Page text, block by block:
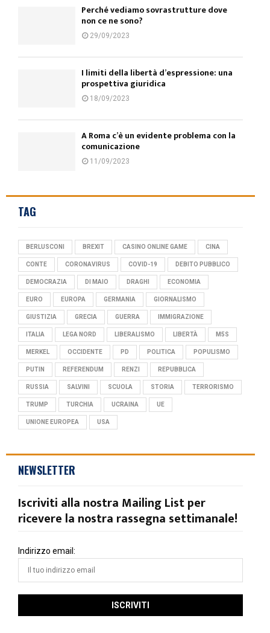
Perché vediamo sovrastrutture dove
non ce ne sono?
29/09/2023
I limiti della libertà d’espressione: una
prospettiva giuridica
18/09/2023
A Roma c’è un evidente problema con la
comunicazione
11/09/2023
TAG
BERLUSCONI BREXIT CASINO ONLINE GAME CINA
CONTE CORONAVIRUS COVID-19 DEBITO PUBBLICO
DEMOCRAZIA DI MAIO DRAGHI ECONOMIA
EURO EUROPA GERMANIA GIORNALISMO
GIUSTIZIA GRECIA GUERRA IMMIGRAZIONE
ITALIA LEGA NORD LIBERALISMO LIBERTÀ M5S
MERKEL OCCIDENTE PD POLITICA POPULISMO
PUTIN REFERENDUM RENZI REPUBBLICA
RUSSIA SALVINI SCUOLA STORIA TERRORISMO
TRUMP TURCHIA UCRAINA UE
UNIONE EUROPEA USA
NEWSLETTER
Iscriviti alla nostra Mailing List per
ricevere la nostra rassegna settimanale!
Indirizzo email: